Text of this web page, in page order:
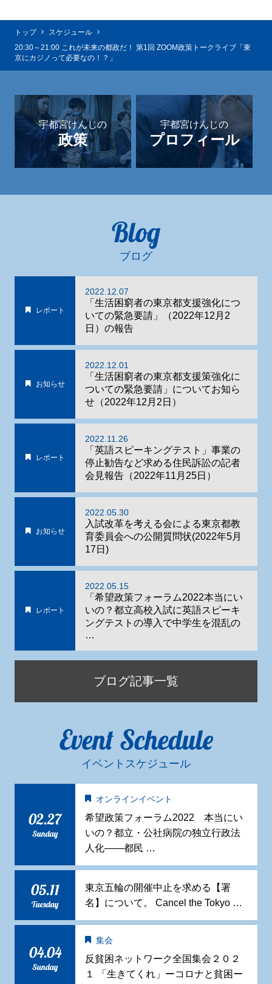
トップ
スケジュール
20:30～21:00 これが未来の都政だ！ 第1回 ZOOM政策トークライブ「東
京にカジノって必要なの！？」
宇都宮けんじの
政策
宇都宮けんじの
プロフィール
Blog
ブログ
レポート
2022.12.07
「生活困窮者の東京都支援強化につ
いての緊急要請」（2022年12月2
日）の報告
お知らせ
2022.12.01
「生活困窮者の東京都支援策強化に
ついての緊急要請」についてお知ら
せ（2022年12月2日）
レポート
2022.11.26
「英語スピーキングテスト」事業の
停止勧告など求める住民訴訟の記者
会見報告（2022年11月25日）
お知らせ
2022.05.30
入試改革を考える会による東京都教
育委員会への公開質問状(2022年5月
17日)
レポート
2022.05.15
「希望政策フォーラム2022本当にい
いの？都立高校入試に英語スピーキ
ングテストの導入で中学生を混乱の
…
ブログ記事一覧
Event Schedule
イベントスケジュール
02.27
Sunday
オンラインイベント
希望政策フォーラム2022 本当にい
いの？都立・公社病院の独立行政法
人化——都民 …
05.11
Tuesday
東京五輪の開催中止を求める【署
名】について。 Cancel the Tokyo …
04.04
Sunday
集会
反貧困ネットワーク全国集会２０２
１ 「生きてくれ」ーコロナと貧困ー